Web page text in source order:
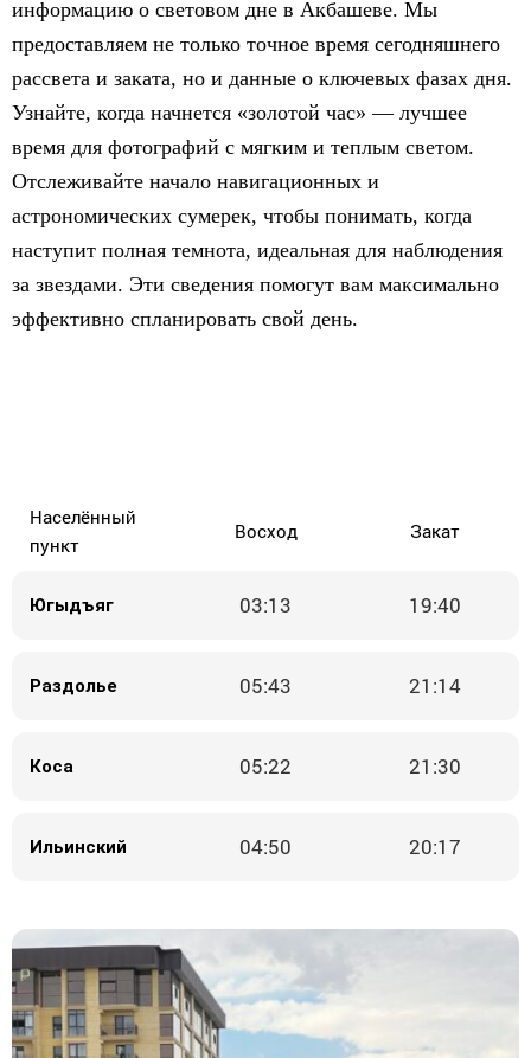
информацию о световом дне в Акбашеве. Мы
предоставляем не только точное время сегодняшнего
рассвета и заката, но и данные о ключевых фазах дня.
Узнайте, когда начнется «золотой час» — лучшее
время для фотографий с мягким и теплым светом.
Отслеживайте начало навигационных и
астрономических сумерек, чтобы понимать, когда
наступит полная темнота, идеальная для наблюдения
за звездами. Эти сведения помогут вам максимально
эффективно спланировать свой день.
Населённый
пункт
Восход Закат
Югыдъяг 03:13 19:40
Раздолье 05:43 21:14
Коса 05:22 21:30
Ильинский 04:50 20:17